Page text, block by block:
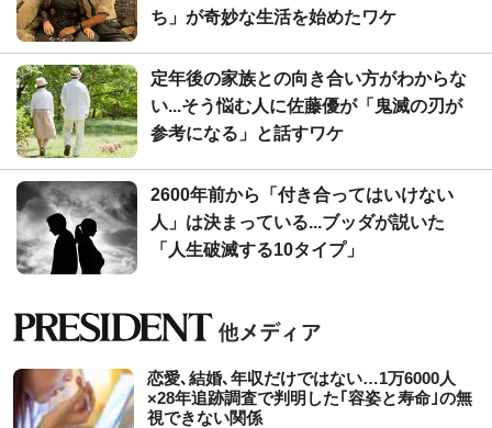
ち」が奇妙な生活を始めたワケ
定年後の家族との向き合い方がわからな
い...そう悩む人に佐藤優が「鬼滅の刃が
参考になる」と話すワケ
2600年前から「付き合ってはいけない
人」は決まっている...ブッダが説いた
「人生破滅する10タイプ」
恋愛､結婚､年収だけではない…1万6000人
×28年追跡調査で判明した｢容姿と寿命｣の無
視できない関係